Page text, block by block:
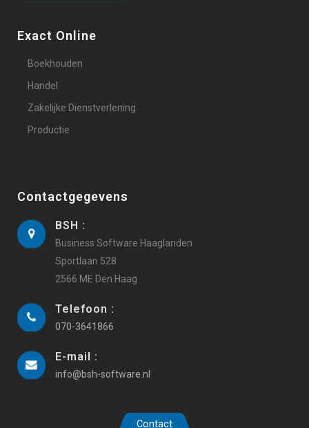
Exact Online
Boekhouden
Handel
Zakelijke Dienstverlening
Productie
Contactgegevens
BSH :
Business Software Haaglanden
Sportlaan 528
2566 ME Den Haag
Telefoon :
070-3641866
E-mail :
info@bsh-software.nl
Contact